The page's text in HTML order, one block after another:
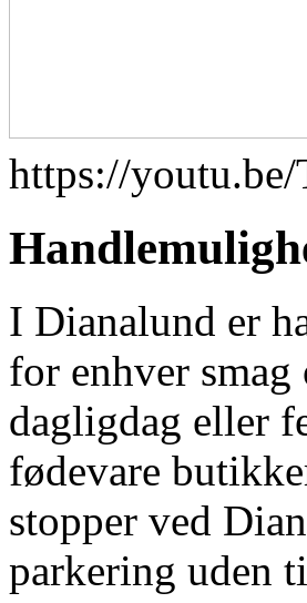
https://
I Dianalund er
for enhver
dagligdag eller
fødevare
stopper ved
parkering uden